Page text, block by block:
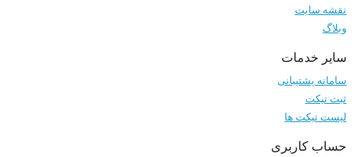
نقشه سایت
وبلاگ
سایر خدمات
سامانه پشتیبانی
ثبت تیکت
لیست تیکت ها
حساب کاربری